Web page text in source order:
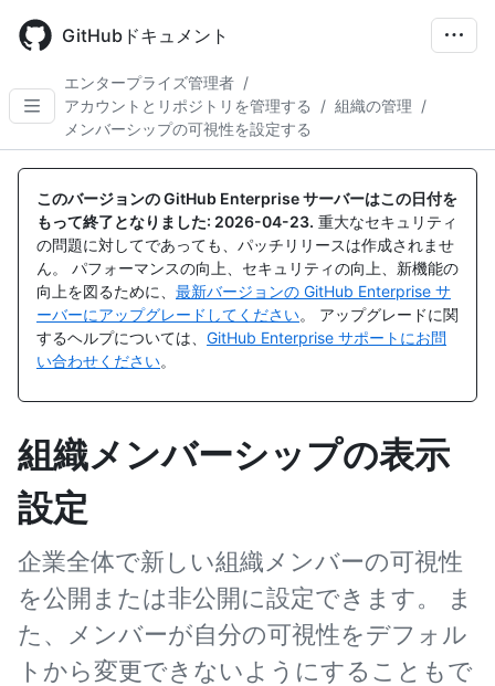
main
GitHubドキュメント
エンタープライズ管理者 /
アカウントとリポジトリを管理する
/ 組織の管理 /
メンバーシップの可視性を設定する
このバージョンの GitHub Enterprise サーバーはこの日付を
もって終了となりました: 2026-04-23. 重大なセキュリティ
の問題に対してであっても、パッチリリースは作成されませ
ん。 パフォーマンスの向上、セキュリティの向上、新機能の
向上を図るために、 最新バージョンの GitHub Enterprise サ
ーバーにアップグレードしてください。 アップグレードに関
するヘルプについては、 GitHub Enterprise サポートにお問
い合わせください。
組織メンバーシップの表示
設定
企業全体で新しい組織メンバーの可視性
を公開または非公開に設定できます。 ま
た、メンバーが自分の可視性をデフォル
トから変更できないようにすることもで